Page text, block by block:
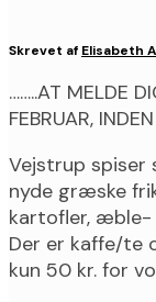
Skrevet af Elisabeth
……..AT MELDE
FEBRUAR,
Vejstrup spiser
nyde græske
kartofler, æble-
Der er kaffe/te
kun 50 kr. for